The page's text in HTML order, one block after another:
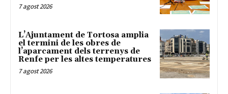
7 agost 2026
L’Ajuntament de Tortosa amplia
el termini de les obres de
l’aparcament dels terrenys de
Renfe per les altes temperatures
7 agost 2026